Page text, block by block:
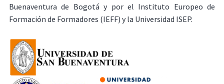
Buenaventura de Bogotá y por el Instituto Europeo de
Formación de Formadores (IEFF) y la Universidad ISEP.